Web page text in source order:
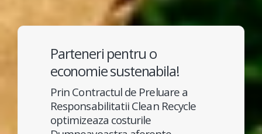
Parteneri pentru o
economie sustenabila!
Prin Contractul de Preluare a
Responsabilitatii Clean Recycle
optimizeaza costurile